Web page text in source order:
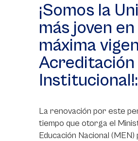
¡Somos la
más joven
máxima
Acreditación
La renovación por este
tiempo que otorga el
Educación Nacional (MEN)